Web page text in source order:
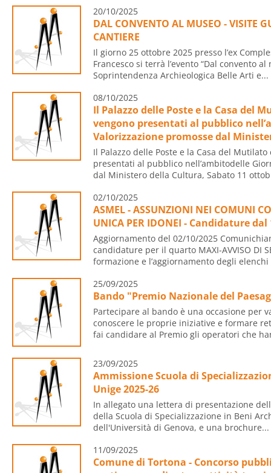
20/10/2025
DAL CONVENTO AL MUSEO - VISITE
CANTIERE
Il giorno 25 ottobre 2025 presso l’ex
Francesco si terrà l’evento “Dal convento
Soprintendenza Archieologica Belle Arti e...
08/10/2025
Il Palazzo delle Poste e la Casa del
vengono presentati al pubblico
Valorizzazione promosse dal
Il Palazzo delle Poste e la Casa del
presentati al pubblico nell’ambitodelle
dal Ministero della Cultura, Sabato 11
02/10/2025
ASMEL - ASSUNZIONI NEI COMUNI
UNICA PER IDONEI - Candidature
Aggiornamento del 02/10/2025
candidature per il quarto MAXI-AVVISO DI
formazione e l’aggiornamento degli
25/09/2025
Bando "Premio Nazionale del
Partecipare al bando è una occasione per
conoscere le proprie iniziative e formare
fai candidare al Premio gli operatori che
23/09/2025
Ammissione Scuola di
Unige 2025-26
In allegato una lettera di presentazione
della Scuola di Specializzazione in Beni
dell'Università di Genova, e una brochure...
11/09/2025
Comune di Tortona - Concorso